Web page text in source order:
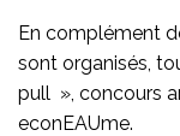
En complément
sont organisés,
pull », concours
econEAUme.